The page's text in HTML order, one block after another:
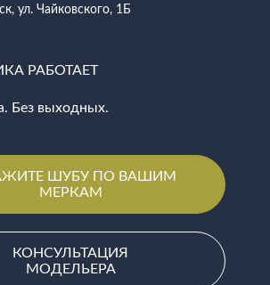
ул. Чайковского, 1Б
РАБОТАЕТ
Без выходных.
ШУБУ ПО ВАШИМ
МЕРКАМ
КОНСУЛЬТАЦИЯ
МОДЕЛЬЕРА